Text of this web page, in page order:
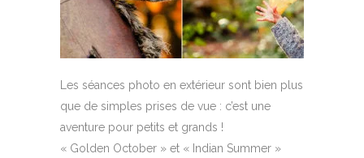
Les séances photo en extérieur sont bien plus
que de simples prises de vue : c’est une
aventure pour petits et grands !
« Golden October » et « Indian Summer »